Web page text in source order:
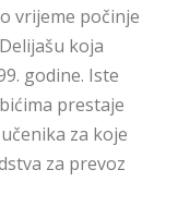
vrijeme počinje
koja
godine. Iste
prestaje
za koje
za prevoz